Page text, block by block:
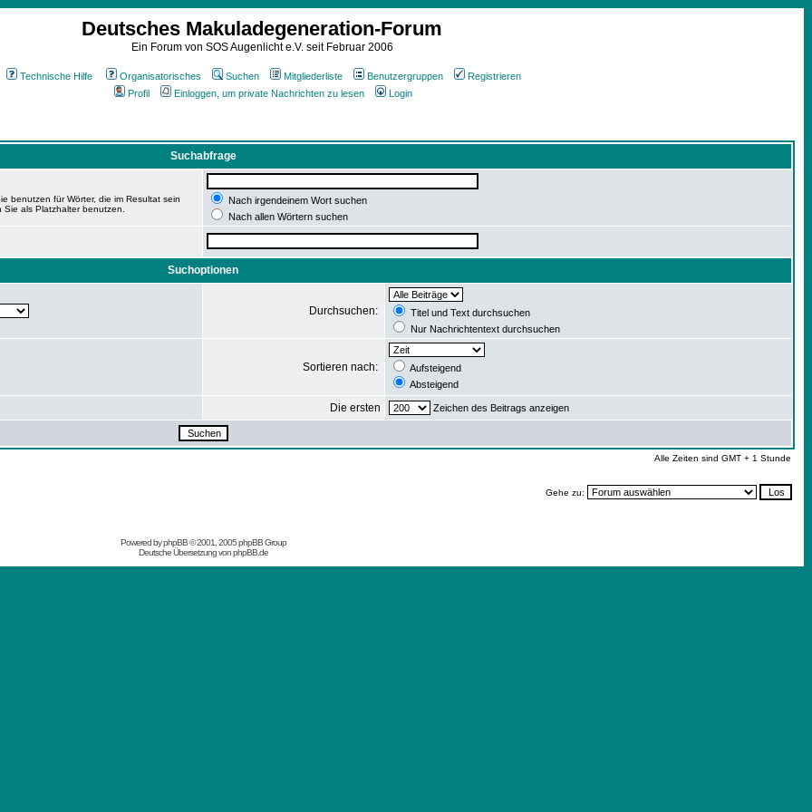
Deutsches Makuladegeneration-Forum
Ein Forum von SOS Augenlicht e.V. seit Februar 2006
Technische Hilfe Organisatorisches Suchen Mitgliederliste Benutzergruppen
Registrieren
Profil
Einloggen, um private Nachrichten zu lesen Login
Suchabfrage
benutzen für Wörter, die im Resultat sein
als Platzhalter benutzen.
Nach irgendeinem Wort suchen
Nach allen Wörtern suchen
Suchoptionen
Durchsuchen:
Titel und Text durchsuchen
Nur Nachrichtentext durchsuchen
Sortieren nach:
Aufsteigend
Absteigend
Die ersten Zeichen des Beitrags anzeigen
Alle Zeiten sind GMT + 1 Stunde
Gehe zu:
Powered byphpBB© 2001, 2005 phpBB Group
Deutsche Übersetzung vonphpBB.de